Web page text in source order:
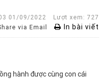
01/09/2022
Lượt xem: 727
via Email
In bài viết
hành được cùng con cái